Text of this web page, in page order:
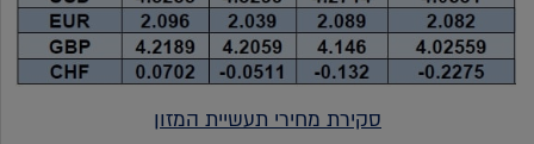
סקירת מחירי תעשיית המזון